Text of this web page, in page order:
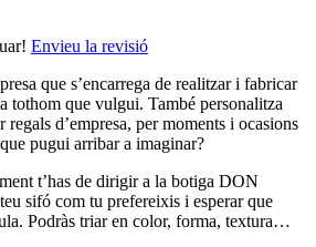
Envieu la revisió
que s’encarrega de realitzar i fabricar
tothom que vulgui. També personalitza
regals d’empresa, per moments i ocasions
pugui arribar a imaginar?
t’has de dirigir a la botiga DON
sifó com tu prefereixis i esperar que
Podràs triar en color, forma, textura…